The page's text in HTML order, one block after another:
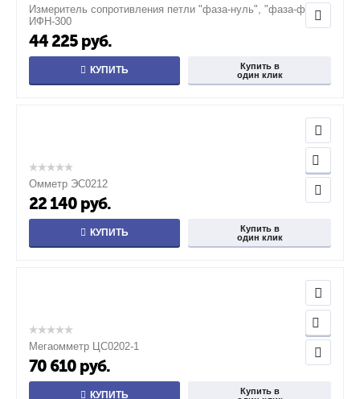
Измеритель сопротивления петли "фаза-нуль", "фаза-фаза"
ИФН-300
44 225 руб.
КУПИТЬ
Купить в
один клик
Омметр ЭС0212
22 140 руб.
КУПИТЬ
Купить в
один клик
Мегаомметр ЦС0202-1
70 610 руб.
КУПИТЬ
Купить в